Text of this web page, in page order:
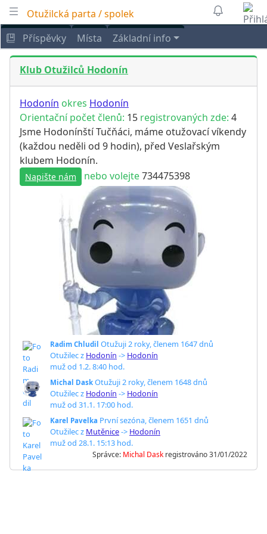
Otužilcká parta / spolek
Příspěvky
Místa Základní info
Klub Otužilců Hodonín
Hodonín okres Hodonín
Orientační počet členů: 15 registrovaných zde: 4
Jsme Hodonínští Tučňáci, máme otužovací víkendy
(každou neděli od 9 hodin), před Veslařským
klubem Hodonín.
Napište nám nebo volejte734475398
Radim Chludil Otužuji 2 roky,členem 1647 dnů
Otužilec z Hodonín -> Hodonín
muž od 1.2. 8:40 hod.
Michal Dask Otužuji 2 roky,členem 1648 dnů
Otužilec z Hodonín -> Hodonín
muž od 31.1. 17:00 hod.
Karel Pavelka První sezóna,členem 1651 dnů
Otužilec z Mutěnice-> Hodonín
muž od 28.1. 15:13 hod.
Správce: Michal Dask registrováno 31/01/2022